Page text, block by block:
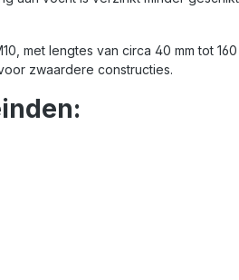
met lengtes van circa 40 mm tot
zwaardere constructies.